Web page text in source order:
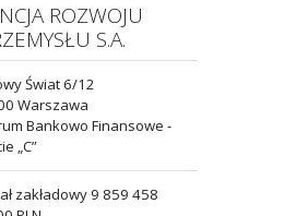
ROZWOJU
S.A.
Świat 6/12
Warszawa
Bankowo Finansowe -
„C”
zakładowy 9 859 458